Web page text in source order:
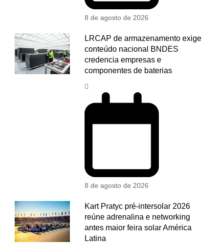
8 de agosto de 2026
LRCAP de armazenamento exige
conteúdo nacional BNDES
credencia empresas e
componentes de baterias
8 de agosto de 2026
Kart Pratyc pré-intersolar 2026
reúne adrenalina e networking
antes maior feira solar América
Latina